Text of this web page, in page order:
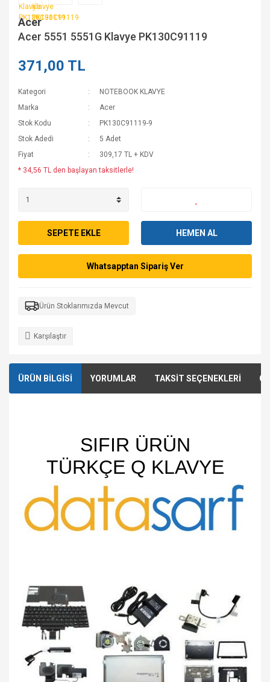
Acer
Acer 5551 5551G Klavye PK130C91119
371,00 TL
Kategori
NOTEBOOK KLAVYE
Marka
Acer
Stok Kodu
PK130C91119-9
Stok Adedi
5 Adet
Fiyat
309,17 TL + KDV
* 34,56 TL den başlayan taksitlerle!
SEPETE EKLE HEMEN AL
Whatsapptan Sipariş Ver
Ürün Stoklarımızda Mevcut
Karşılaştır
ÜRÜN BİLGİSİ YORUMLAR TAKSİT SEÇENEKLERİ
SIFIR ÜRÜN
TÜRKÇE Q KLAVYE